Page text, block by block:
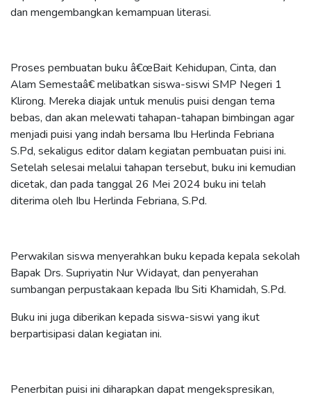
dan mengembangkan kemampuan literasi.
Proses pembuatan buku â€œBait Kehidupan, Cinta, dan
Alam Semestaâ€ melibatkan siswa-siswi SMP Negeri 1
Klirong. Mereka diajak untuk menulis puisi dengan tema
bebas, dan akan melewati tahapan-tahapan bimbingan agar
menjadi puisi yang indah bersama Ibu Herlinda Febriana
S.Pd, sekaligus editor dalam kegiatan pembuatan puisi ini.
Setelah selesai melalui tahapan tersebut, buku ini kemudian
dicetak, dan pada tanggal 26 Mei 2024 buku ini telah
diterima oleh Ibu Herlinda Febriana, S.Pd.
Perwakilan siswa menyerahkan buku kepada kepala sekolah
Bapak Drs. Supriyatin Nur Widayat, dan penyerahan
sumbangan perpustakaan kepada Ibu Siti Khamidah, S.Pd.
Buku ini juga diberikan kepada siswa-siswi yang ikut
berpartisipasi dalan kegiatan ini.
Penerbitan puisi ini diharapkan dapat mengekspresikan,